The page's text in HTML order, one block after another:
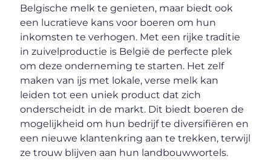
Belgische melk te genieten, maar biedt ook
een lucratieve kans voor boeren om hun
inkomsten te verhogen. Met een rijke traditie
in zuivelproductie is België de perfecte plek
om deze onderneming te starten. Het zelf
maken van ijs met lokale, verse melk kan
leiden tot een uniek product dat zich
onderscheidt in de markt. Dit biedt boeren de
mogelijkheid om hun bedrijf te diversifiëren en
een nieuwe klantenkring aan te trekken, terwijl
ze trouw blijven aan hun landbouwwortels.